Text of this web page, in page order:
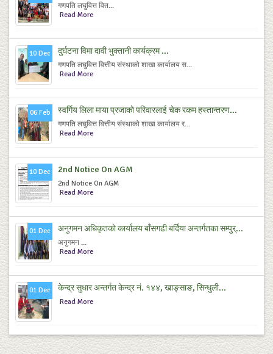
गणपति लघुवित्त वित...
Read More
10 Dec दुर्घटना विमा दावी भुक्तानी कार्यक्रम ...
गणपति लघुवित्त वित्तीय संस्थाको शाखा कार्यालय स...
Read More
06 Feb स्वर्गिय लिला माया प्रजाकाे परिवारलाई चेक रकम हस्तान्तरण...
गणपति लघुवित्त वित्तीय संस्थाको शाखा कार्यालय र...
Read More
10 Dec 2nd Notice On AGM
2nd Notice On AGM
Read More
01 Dec अनुगमन अधिकृतकाे कार्यालय बाँसगढी बर्दिया अन्तर्गतका सम्पुर्...
अनुगमन ...
Read More
01 Dec केन्द्र सुधार अन्तर्गत केन्द्र नं. १४४, खाङ्साङ, सिन्धुली...
Read More